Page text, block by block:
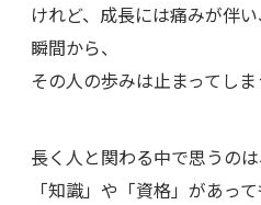
けれど、成長には痛みが伴
瞬間から、
その人の歩みは止まってしま
長く人と関わる中で思うのは
「知識」や「資格」があって